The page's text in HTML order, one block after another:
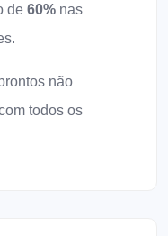
de 60% nas
não
todos os